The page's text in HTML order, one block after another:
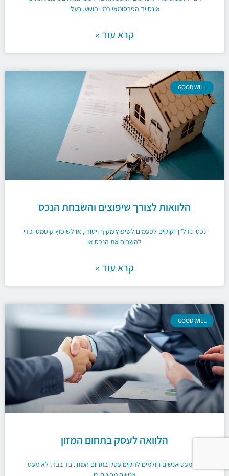
אינסייד הפרסומאי רמי יהושע, בעלי
קרא עוד »
GOOD WILL
הלוואות לצורך שיפוצים והשבחת הנכס
נכסי נדל"ן זקוקים לפעמים לשיפוץ מקיף ויסודי, או לשיפוץ קוסמטי כדי
להשביח את הנכס או
קרא עוד »
GOOD WILL
הלוואה לעסק בתחום המזון
לא מעט אנשים חולמים להקים עסק בתחום המזון. בד בבד, לא מעט